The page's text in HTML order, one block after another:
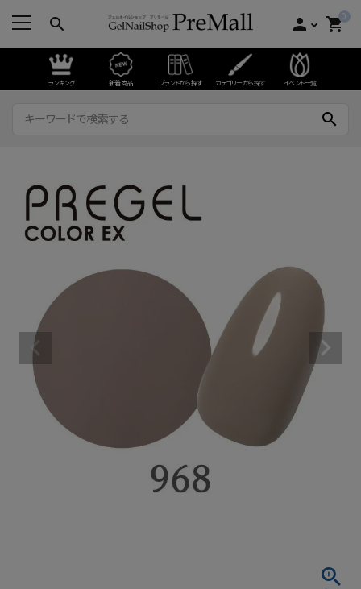
search person 0
shopping_cart
ランキング 新着商品 ブランドから探す カテゴリーから探す イベント一覧
search